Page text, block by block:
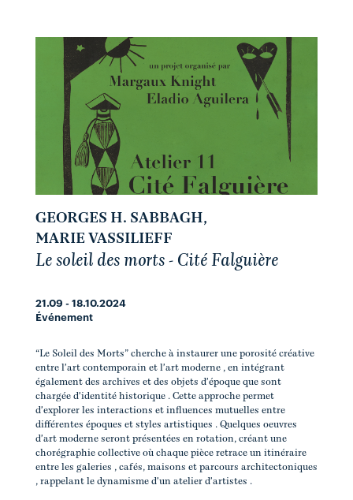
GEORGES H. SABBAGH,
MARIE VASSILIEFF
Le soleil des morts - Cité Falguière
21.09 - 18.10.2024
Événement
“Le Soleil des Morts” cherche à instaurer une porosité créative
entre l'art contemporain et l'art moderne , en intégrant
également des archives et des objets d'époque que sont
chargée d'identité historique . Cette approche permet
d'explorer les interactions et influences mutuelles entre
différentes époques et styles artistiques . Quelques oeuvres
d'art moderne seront présentées en rotation, créant une
chorégraphie collective où chaque pièce retrace un itinéraire
entre les galeries , cafés, maisons et parcours architectoniques
, rappelant le dynamisme d'un atelier d'artistes .